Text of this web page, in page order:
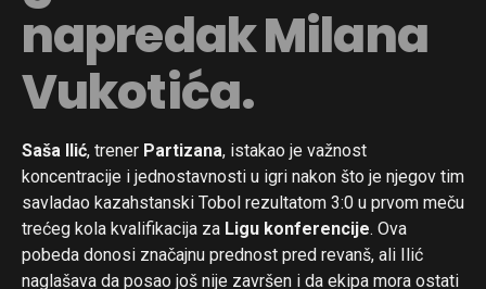
napredak Milana
Vukotića.
Saša Ilić, trener Partizana, istakao je važnost
koncentracije i jednostavnosti u igri nakon što je njegov tim
savladao kazahstanski Tobol rezultatom 3:0 u prvom meču
trećeg kola kvalifikacija za Ligu konferencije. Ova
pobeda donosi značajnu prednost pred revanš, ali Ilić
naglašava da posao još nije završen i da ekipa mora ostati